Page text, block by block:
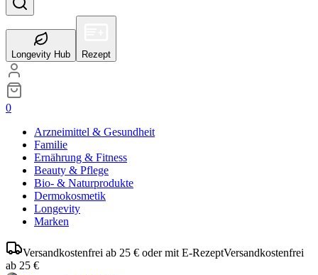
Longevity Hub Rezept
0
Arzneimittel & Gesundheit
Familie
Ernährung & Fitness
Beauty & Pflege
Bio- & Naturprodukte
Dermokosmetik
Longevity
Marken
Versandkostenfrei ab 25 € oder mit E-RezeptVersandkostenfrei
ab 25 €